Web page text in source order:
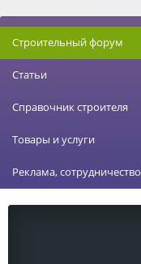
Строительный форум
Статьи
Справочник строителя
Товары и услуги
Реклама, сотрудничество